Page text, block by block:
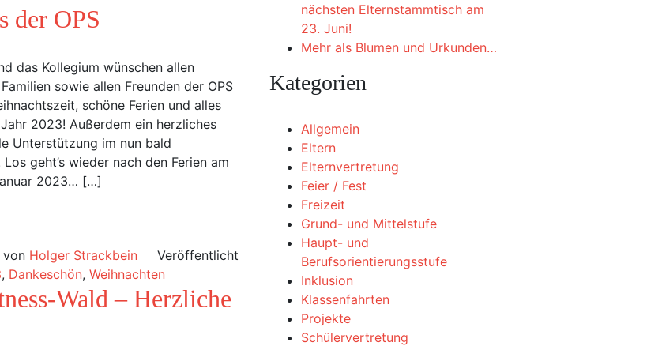
der OPS
das Kollegium wünschen allen
sowie allen Freunden der OPS
schöne Ferien und alles
2023! Außerdem ein herzliches
Unterstützung im nun bald
geht’s wieder nach den Ferien am
2023… […]
von Holger Strackbein
Veröffentlicht
, Dankeschön, Weihnachten
Wald – Herzliche
nächsten Elternstammtisch am
23. Juni!
Mehr als Blumen und Urkunden…
Kategorien
Allgemein
Eltern
Elternvertretung
Feier / Fest
Freizeit
Grund- und Mittelstufe
Haupt- und
Berufsorientierungsstufe
Inklusion
Klassenfahrten
Projekte
Schülervertretung